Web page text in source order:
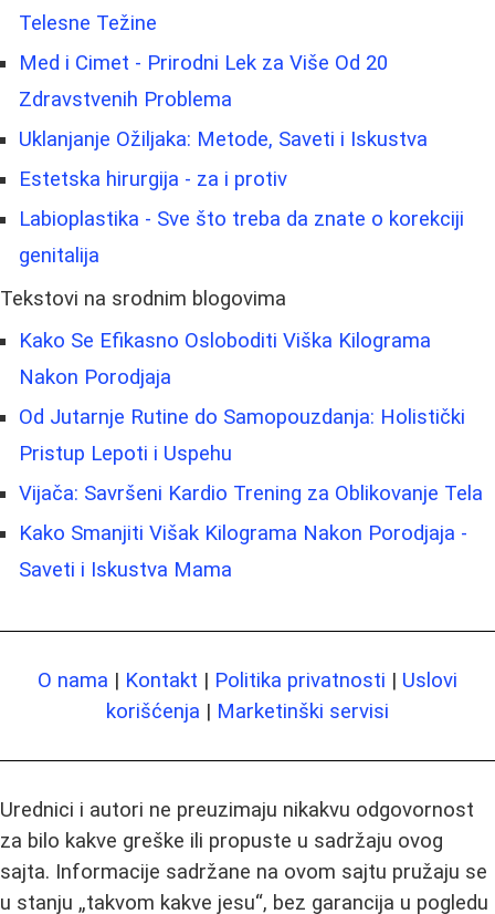
Telesne Težine
Med i Cimet - Prirodni Lek za Više Od 20
Zdravstvenih Problema
Uklanjanje Ožiljaka: Metode, Saveti i Iskustva
Estetska hirurgija - za i protiv
Labioplastika - Sve što treba da znate o korekciji
genitalija
Tekstovi na srodnim blogovima
Kako Se Efikasno Osloboditi Viška Kilograma
Nakon Porodjaja
Od Jutarnje Rutine do Samopouzdanja: Holistički
Pristup Lepoti i Uspehu
Vijača: Savršeni Kardio Trening za Oblikovanje Tela
Kako Smanjiti Višak Kilograma Nakon Porodjaja -
Saveti i Iskustva Mama
O nama | Kontakt | Politika privatnosti | Uslovi
korišćenja | Marketinški servisi
Urednici i autori ne preuzimaju nikakvu odgovornost
za bilo kakve greške ili propuste u sadržaju ovog
sajta. Informacije sadržane na ovom sajtu pružaju se
u stanju „takvom kakve jesu“, bez garancija u pogledu